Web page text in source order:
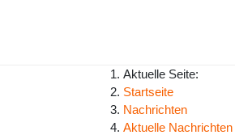
Aktuelle Seite:
Startseite
Nachrichten
Aktuelle Nachrichten